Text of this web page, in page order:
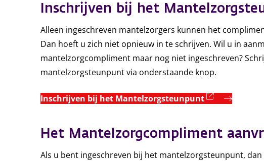
Inschrijven bij het
Alleen ingeschreven mantelzorgers kunnen het
Dan hoeft u zich niet opnieuw in te schrijven. Wil u in
mantelzorgcompliment maar nog niet ingeschreven?
mantelzorgsteunpunt via onderstaande knop.
Inschrijven bij het Mantelzorgsteunpunt (externe
Het Mantelzorgcompliment
Als u bent ingeschreven bij het mantelzorgsteunpunt,